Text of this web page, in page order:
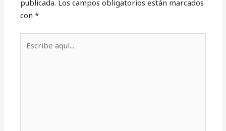
publicada. Los campos obligatorios están marcados
con*
aquí...